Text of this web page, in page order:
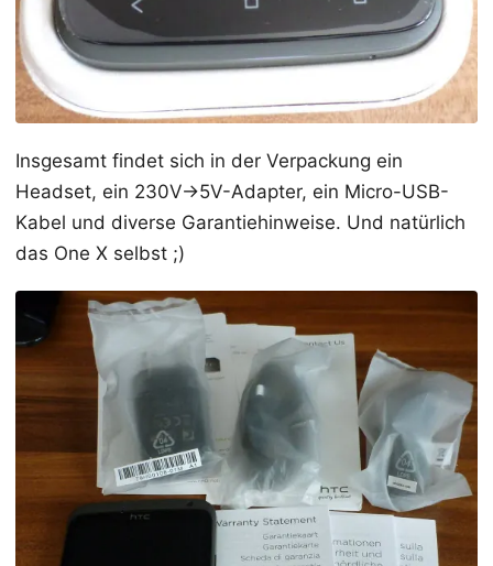
Insgesamt findet sich in der Verpackung ein
Headset, ein 230V->5V-Adapter, ein Micro-USB-
Kabel und diverse Garantiehinweise. Und natürlich
das One X selbst ;)